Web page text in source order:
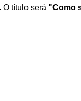
O título será "Como